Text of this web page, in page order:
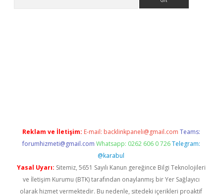
Reklam ve İletişim: E-mail: backlinkpaneli@gmail.com Teams:
forumhizmeti@gmail.com Whatsapp: 0262 606 0 726 Telegram:
@karabul
Yasal Uyarı: Sitemiz, 5651 Sayılı Kanun gereğince Bilgi Teknolojileri
ve İletişim Kurumu (BTK) tarafından onaylanmış bir Yer Sağlayıcı
olarak hizmet vermektedir. Bu nedenle, sitedeki içerikleri proaktif